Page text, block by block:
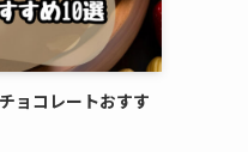
ョコレートおすす